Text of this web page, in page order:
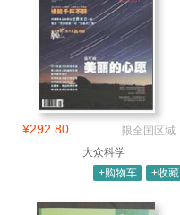
¥292.80
限全国区域
大众科学
+购物车
+收藏